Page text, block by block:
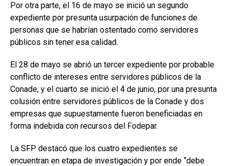
Por otra parte, el 16 de mayo se inició un segundo
expediente por presunta usurpación de funciones de
personas que se habrían ostentado como servidores
públicos sin tener esa calidad.
El 28 de mayo se abrió un tercer expediente por probable
conflicto de intereses entre servidores públicos de la
Conade, y el cuarto se inició el 4 de junio, por una presunta
colusión entre servidores públicos de la Conade y dos
empresas que supuestamente fueron beneficiadas en
forma indebida con recursos del Fodepar.
La SFP destacó que los cuatro expedientes se
encuentran en etapa de investigación y por ende “debe